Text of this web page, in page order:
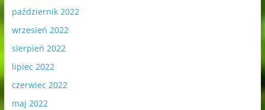
październik 2022
wrzesień 2022
sierpień 2022
lipiec 2022
czerwiec 2022
maj 2022